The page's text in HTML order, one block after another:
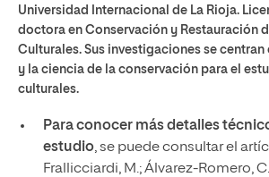
Universidad Internacional de La Rioja.
doctora en Conservación y Restauración
Culturales. Sus investigaciones se
y la ciencia de la conservación para el
culturales.
Para conocer más detalles
estudio, se puede consultar el
Frallicciardi, M.; Álvarez-Romero,